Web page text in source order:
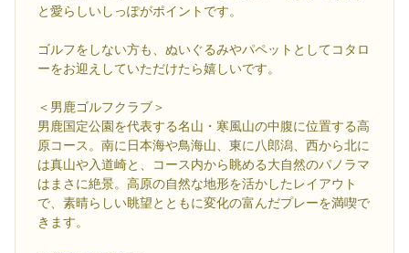
と愛らしいしっぽがポイントです。
ゴルフをしない方も、ぬいぐるみやパペットとしてコタロ
ーをお迎えしていただけたら嬉しいです。
＜男鹿ゴルフクラブ＞
男鹿国定公園を代表する名山・寒風山の中腹に位置する高
原コース。南に日本海や鳥海山、東に八郎潟、西から北に
は真山や入道崎と、コース内から眺める大自然のパノラマ
はまさに絶景。高原の自然な地形を活かしたレイアウト
で、素晴らしい眺望とともに変化の富んだプレーを満喫で
きます。